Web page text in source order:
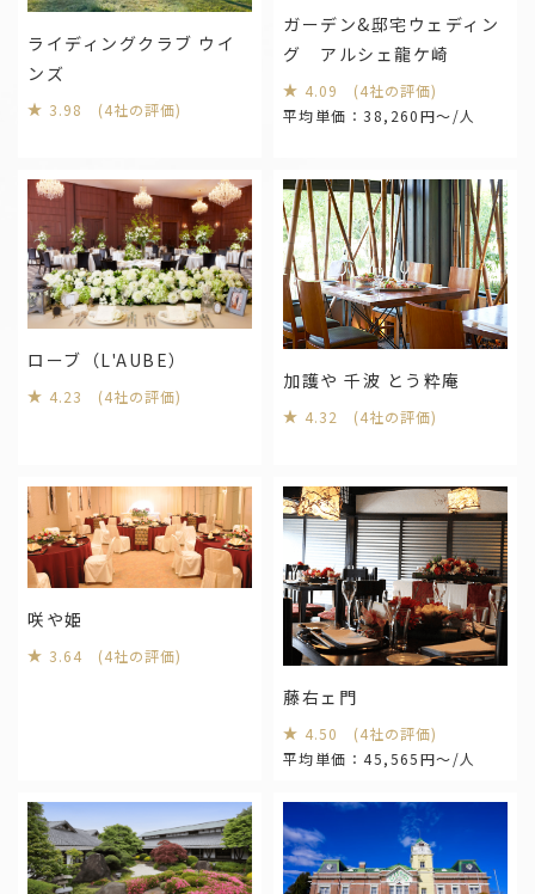
岡山 広島
香川
徳島 愛媛 高知
宮崎
鹿児島 沖縄
お役立ち情報 Information
宮城県の結婚式場トップ３
岩手県の結婚式場トップ３
ライディングクラブ ウイ
ンズ
3.98 (4社の評価)
ガーデン&邸宅ウェディン
グ アルシェ龍ケ崎
4.09 (4社の評価)
平均単価：38,260円～/人
ローブ（L'AUBE）
4.23 (4社の評価)
加護や 千波 とう粋庵
4.32 (4社の評価)
咲や姫
3.64 (4社の評価)
藤右ェ門
4.50 (4社の評価)
平均単価：45,565円～/人